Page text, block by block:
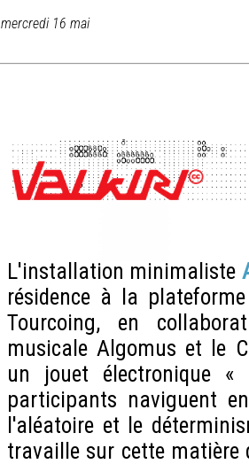
mercredi 16 mai
L'installation minimaliste
résidence à la
Tourcoing, en
musicale Algomus et le
un jouet électronique
participants naviguent
l'aléatoire et le
travaille sur cette matière